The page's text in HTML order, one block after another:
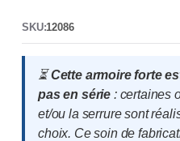
SKU:12086
⏳Cette armoire forte
pas en série : certaines
et/ou la serrure sont
choix. Ce soin de